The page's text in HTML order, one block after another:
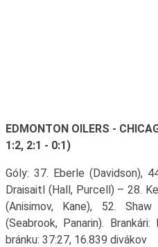
EDMONTON OILERS -
1:2, 2:1 - 0:1)
Góly: 37. Eberle (Davidson),
Draisaitl (Hall, Purcell) – 28.
(Anisimov, Kane), 52.
(Seabrook, Panarin).
bránku: 37:27, 16.839 divákov